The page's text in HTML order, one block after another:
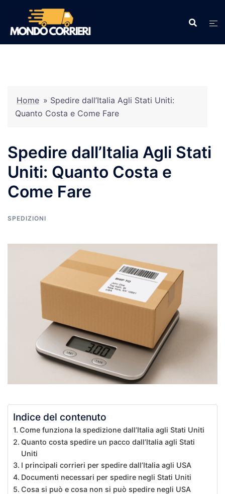
contenuto
Home » Spedire dall’Italia Agli Stati Uniti:
Quanto Costa e Come Fare
Spedire dall’Italia Agli Stati
Uniti: Quanto Costa e
Come Fare
SPEDIZIONI
Indice del contenuto
Come funziona la spedizione dall’Italia agli Stati Uniti
Quanto costa spedire un pacco dall’Italia agli Stati
Uniti
I principali corrieri per spedire dall’Italia agli USA
Documenti necessari per spedire negli Stati Uniti
Cosa si può e cosa non si può spedire negli USA